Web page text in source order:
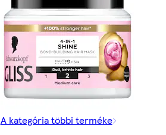
A kategória többi terméke